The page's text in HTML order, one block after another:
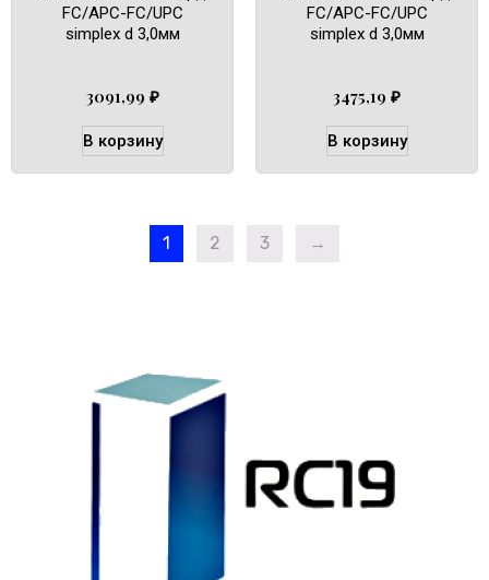
FC/APC-FC/UPC
simplex d 3,0мм
3091,99 ₽
В корзину
FC/APC-FC/UPC
simplex d 3,0мм
3475,19 ₽
В корзину
1 2 3 →